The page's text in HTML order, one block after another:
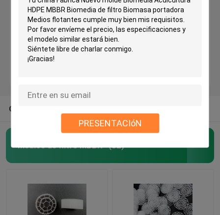
PRESENTACIóN
Medios de filtro de plástico
Medios flotantes de filtro
Medios de filtro K1
Reactor de biopelícula de cama móvil
Medios de filtro de bolas biológicas
OTRAS CATEGORÍAS DE NOSOTROS
Medios de filtro MBBR (82)